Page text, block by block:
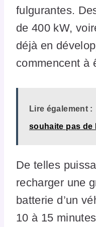
fulgurantes.
de 400 kW,
déjà en
commencent à
Lire également :
souhaite pas de
De telles
recharger une
batterie d’un
10 à 15